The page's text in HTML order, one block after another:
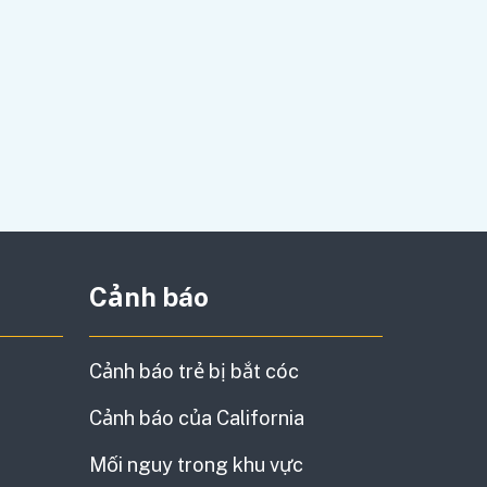
Cảnh báo
Cảnh báo trẻ bị bắt cóc
Cảnh báo của California
Mối nguy trong khu vực